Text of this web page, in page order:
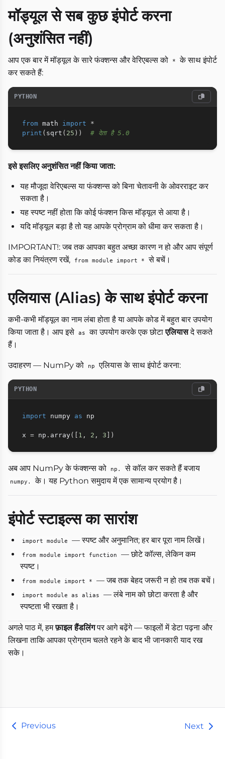
मॉड्यूल से सब कुछ इंपोर्ट करना
(अनुशंसित नहीं)
आप एक बार में मॉड्यूल के सारे फंक्शन्स और वेरिएबल्स को * के साथ इंपोर्ट
कर सकते हैं:
PYTHON
from math import
*
print ( sqrt ( 25 ) ) # देता है 5.0
इसे इसलिए अनुशंसित नहीं किया जाता:
यह मौजूदा वेरिएबल्स या फंक्शन्स को बिना चेतावनी के ओवरराइट कर
सकता है।
यह स्पष्ट नहीं होता कि कोई फंक्शन किस मॉड्यूल से आया है।
यदि मॉड्यूल बड़ा है तो यह आपके प्रोग्राम को धीमा कर सकता है।
IMPORTANT!: जब तक आपका बहुत अच्छा कारण न हो और आप संपूर्ण
कोड का नियंत्रण रखें,
from module import * से बचें।
एलियास (Alias) के साथ इंपोर्ट करना
कभी-कभी मॉड्यूल का नाम लंबा होता है या आपके कोड में बहुत बार उपयोग
किया जाता है। आप इसे as का उपयोग करके एक छोटाएलियासदे सकते
हैं।
उदाहरण — NumPy को np एलियास के साथ इंपोर्ट करना:
PYTHON
import numpy as np
x = np . array( 1 , 2 , 3 )
अब आप NumPy के फंक्शन्स को np. से कॉल कर सकते हैं बजाय
numpy. के। यह Python समुदाय में एक सामान्य प्रयोग है।
इंपोर्ट स्टाइल्स का सारांश
import module — स्पष्ट और अनुमानित; हर बार पूरा नाम लिखें।
from module import function
— छोटे कॉल्स, लेकिन कम
स्पष्ट।
from module import * — जब तक बेहद जरूरी न हो तब तक बचें।
import module as alias
— लंबे नाम को छोटा करता है और
स्पष्टता भी रखता है।
अगले पाठ में, हमफ़ाइल हैंडलिंगपर आगे बढ़ेंगे — फाइलों में डेटा पढ़ना और
लिखना ताकि आपका प्रोग्राम चलते रहने के बाद भी जानकारी याद रख
सके।
Previous Next